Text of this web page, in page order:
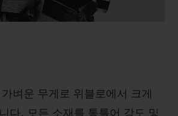
벼운 무게로 위블로에서 크게
다. 모든 소재를 통틀어 강도 및